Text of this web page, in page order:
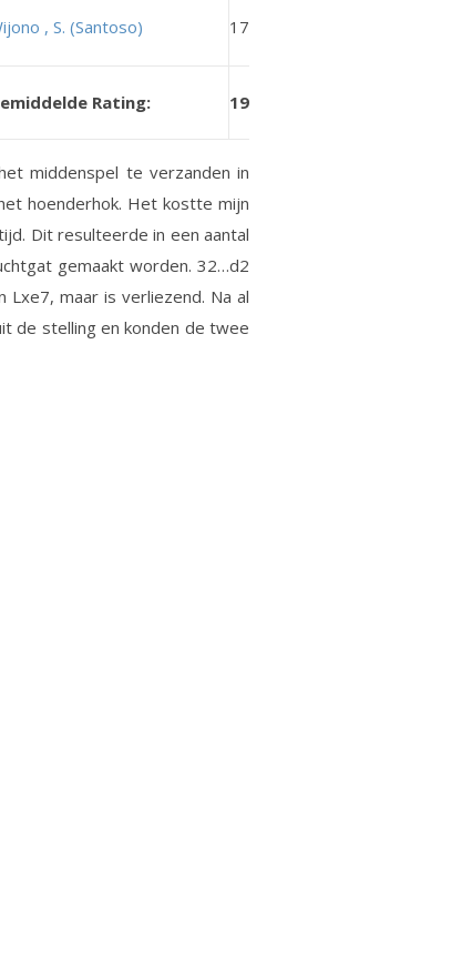
, S. (Santoso) 1735
Rating: 1936
middenspel te verzanden in
hoenderhok. Het kostte mijn
Dit resulteerde in een aantal
gemaakt worden. 32…d2
Lxe7, maar is verliezend. Na al
de stelling en konden de twee